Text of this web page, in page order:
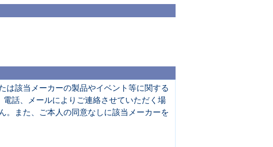
は該当メーカーの製品やイベント等に関する
話、メールによりご連絡させていただく場
。また、ご本人の同意なしに該当メーカーを